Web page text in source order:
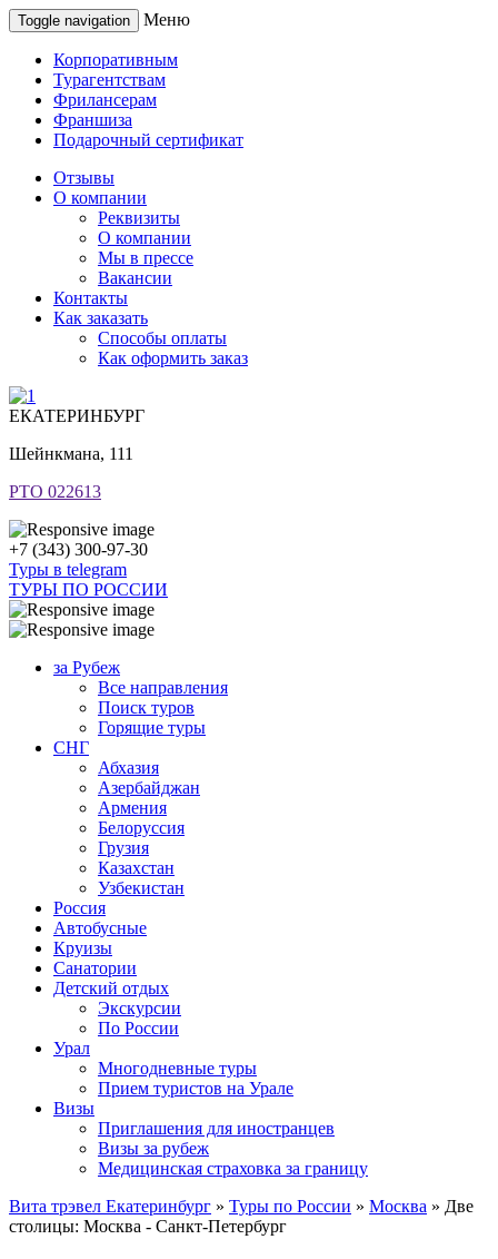
Toggle navigation Меню
Корпоративным
Турагентствам
Фрилансерам
Франшиза
Подарочный сертификат
Отзывы
О компании
Реквизиты
О компании
Мы в прессе
Вакансии
Контакты
Как заказать
Способы оплаты
Как оформить заказ
ЕКАТЕРИНБУРГ
Шейнкмана, 111
РТО 022613
+7 (343) 300-97-30
Туры в telegram
ТУРЫ ПО РОССИИ
за Рубеж
Все направления
Поиск туров
Горящие туры
СНГ
Абхазия
Азербайджан
Армения
Белоруссия
Грузия
Казахстан
Узбекистан
Россия
Автобусные
Круизы
Санатории
Детский отдых
Экскурсии
По России
Урал
Многодневные туры
Прием туристов на Урале
Визы
Приглашения для иностранцев
Визы за рубеж
Медицинская страховка за границу
Вита трэвел Екатеринбург » Туры по России » Москва » Две
столицы: Москва - Санкт-Петербург